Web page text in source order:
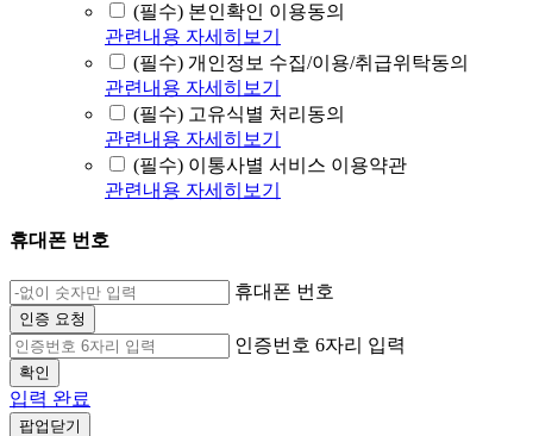
(필수) 본인확인 이용동의
관련내용 자세히보기
(필수) 개인정보 수집/이용/취급위탁동의
관련내용 자세히보기
(필수) 고유식별 처리동의
관련내용 자세히보기
(필수) 이통사별 서비스 이용약관
관련내용 자세히보기
휴대폰 번호
휴대폰 번호
인증 요청
인증번호 6자리 입력
확인
입력 완료
팝업닫기